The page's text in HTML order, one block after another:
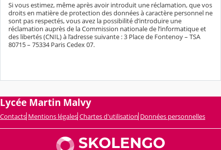
Si vous estimez, même après avoir introduit une réclamation, que vos
droits en matière de protection des données à caractère personnel ne
sont pas respectés, vous avez la possibilité d’introduire une
réclamation auprès de la Commission nationale de l’informatique et
des libertés (CNIL) à l’adresse suivante : 3 Place de Fontenoy – TSA
80715 – 75334 Paris Cedex 07.
Lycée Martin Malvy
Contacts Mentions légales Chartes d'utilisation Données personnelles